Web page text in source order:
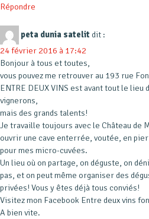
Répondre
peta dunia satelitdit :
24 février 2016 à 17:42
Bonjour à tous et toutes,
vous pouvez me retrouver au 193 rue
ENTRE DEUX VINS est avant tout le
vignerons,
mais des grands talents!
Je travaille toujours avec le Château de
ouvrir une cave enterrée, voutée, en
pour mes micro-cuvées.
Un lieu où on partage, on déguste, on
pas, et on peut même organiser des
privées! Vous y êtes déjà tous conviés!
Visitez mon Facebook Entre deux vins
A bien vite.